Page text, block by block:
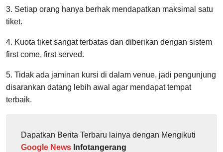
3. Setiap orang hanya berhak mendapatkan maksimal satu
tiket.
4. Kuota tiket sangat terbatas dan diberikan dengan sistem
first come, first served.
5. Tidak ada jaminan kursi di dalam venue, jadi pengunjung
disarankan datang lebih awal agar mendapat tempat
terbaik.
Dapatkan Berita Terbaru lainya dengan Mengikuti
Google News Infotangerang